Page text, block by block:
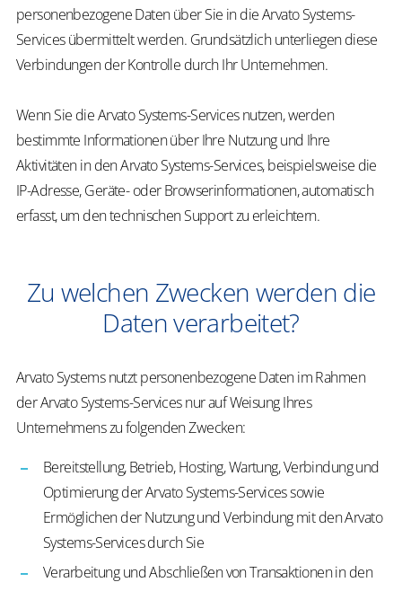
personenbezogene Daten über Sie in die Arvato Systems-
Services übermittelt werden. Grundsätzlich unterliegen diese
Verbindungen der Kontrolle durch Ihr Unternehmen.
Wenn Sie die Arvato Systems-Services nutzen, werden
bestimmte Informationen über Ihre Nutzung und Ihre
Aktivitäten in den Arvato Systems-Services, beispielsweise die
IP-Adresse, Geräte- oder Browserinformationen, automatisch
erfasst, um den technischen Support zu erleichtern.
Zu welchen Zwecken werden die
Daten verarbeitet?
Arvato Systems nutzt personenbezogene Daten im Rahmen
der Arvato Systems-Services nur auf Weisung Ihres
Unternehmens zu folgenden Zwecken:
Bereitstellung, Betrieb, Hosting, Wartung, Verbindung und
Optimierung der Arvato Systems-Services sowie
Ermöglichen der Nutzung und Verbindung mit den Arvato
Systems-Services durch Sie
Verarbeitung und Abschließen von Transaktionen in den